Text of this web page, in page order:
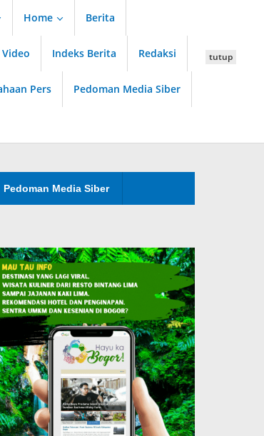
Home Berita
Video Indeks Berita Redaksi
Pers Pedoman Media Siber
Pedoman Media Siber
tutup